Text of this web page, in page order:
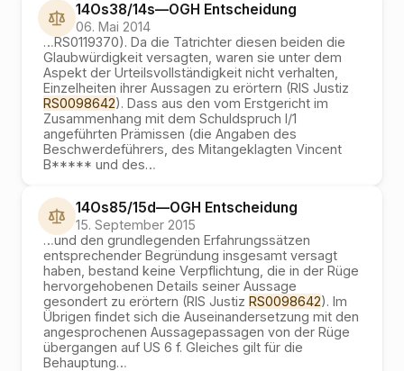
14Os38/14s—OGH Entscheidung
06. Mai 2014
…RS0119370). Da die Tatrichter diesen beiden die
Glaubwürdigkeit versagten, waren sie unter dem
Aspekt der Urteilsvollständigkeit nicht verhalten,
Einzelheiten ihrer Aussagen zu erörtern (RIS Justiz
RS0098642). Dass aus den vom Erstgericht im
Zusammenhang mit dem Schuldspruch I/1
angeführten Prämissen (die Angaben des
Beschwerdeführers, des Mitangeklagten Vincent
B***** und des…
14Os85/15d—OGH Entscheidung
15. September 2015
…und den grundlegenden Erfahrungssätzen
entsprechender Begründung insgesamt versagt
haben, bestand keine Verpflichtung, die in der Rüge
hervorgehobenen Details seiner Aussage
gesondert zu erörtern (RIS Justiz RS0098642). Im
Übrigen findet sich die Auseinandersetzung mit den
angesprochenen Aussagepassagen von der Rüge
übergangen auf US 6 f. Gleiches gilt für die
Behauptung…